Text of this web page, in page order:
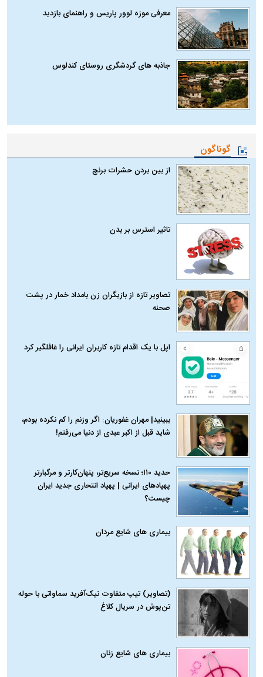
معرفی موزه لوور پاریس و راهنمای بازدید
جاذبه های گردشگری روستای کندلوس
گوناگون
از بین بردن حشرات برنج
تاثیر استرس بر بدن
تصاویر تازه از بازیگران زن بامداد خمار در پشت
صحنه
اپل با یک اقدام تازه کاربران ایرانی را غافلگیر کرد
ببینید| مهران غفوریان: اگر وزنم را کم نکرده بودم،
شاید قبل از اکبر عبدی از دنیا می‌رفتم!
حدید ۱۱۰؛ نسخه سریع‌تر، پنهان‌کارتر و مرگبارتر
پهپادهای ایرانی | پهپاد انتحاری جدید ایران
چیست؟
بیماری‌ های شایع مردان
(تصاویر) تیپ متفاوت نیک‌آفرید سماواتی با حوله
تن‌پوش در سریال کلاغ
بیماری‌ های شایع زنان